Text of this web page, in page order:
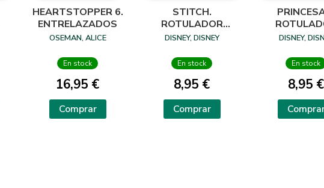
HEARTSTOPPER 6.
ENTRELAZADOS
OSEMAN, ALICE
En stock
16,95 €
Comprar
STITCH.
ROTULADOR
MÁGICO
DISNEY, DISNEY
En stock
8,95 €
Comprar
MÁGICO
DISNEY,
En stock
8,95 €